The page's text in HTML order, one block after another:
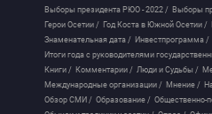
Выборы президента РЮО - 2022 / Выборы
Герои Осетии / Год Коста в Южной Осетии /
Знаменательная дата / Инвестпрограмма /
Итоги года с руководителями
Книги / Комментарии / Люди и Судьбы /
Международные организации / Мнение /
Обзор СМИ / Образование / Общественно-